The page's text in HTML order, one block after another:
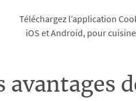
Téléchargez l’application
iOS et Android, pour
avantages